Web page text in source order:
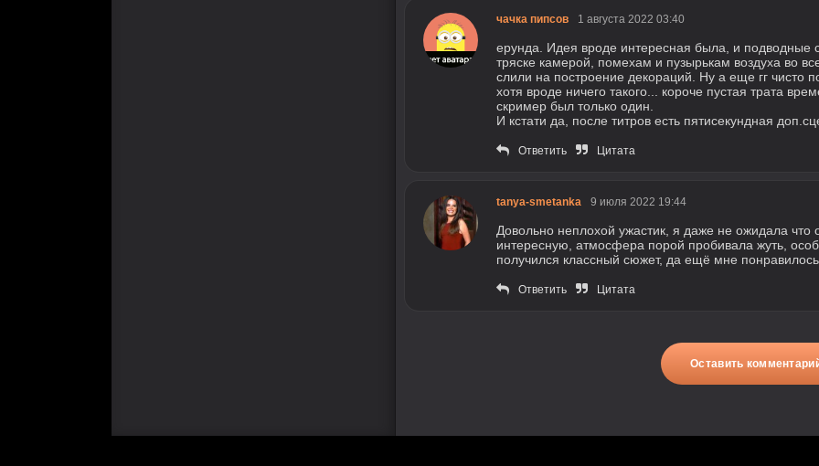
чачка пипсов 1 августа 2022 03:40
ерунда. Идея вроде интересная была, и подводные
тряске камерой, помехам и пузырькам воздуха во
слили на построение декораций. Ну а еще гг чисто
хотя вроде ничего такого... короче пустая трата
скример был только один.
И кстати да, после титров есть пятисекундная
Ответить Цитата
tanya-smetanka 9 июля 2022 19:44
Довольно неплохой ужастик, я даже не ожидала
интересную, атмосфера порой пробивала жуть,
получился классный сюжет, да ещё мне
Ответить Цитата
Оставить